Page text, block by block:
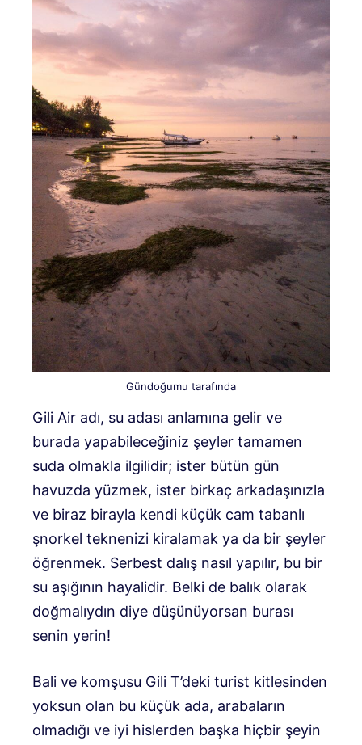
Gündoğumu tarafında
Gili Air adı, su adası anlamına gelir ve
burada yapabileceğiniz şeyler tamamen
suda olmakla ilgilidir; ister bütün gün
havuzda yüzmek, ister birkaç arkadaşınızla
ve biraz birayla kendi küçük cam tabanlı
şnorkel teknenizi kiralamak ya da bir şeyler
öğrenmek. Serbest dalış nasıl yapılır, bu bir
su aşığının hayalidir. Belki de balık olarak
doğmalıydın diye düşünüyorsan burası
senin yerin!
Bali ve komşusu Gili T’deki turist kitlesinden
yoksun olan bu küçük ada, arabaların
olmadığı ve iyi hislerden başka hiçbir şeyin